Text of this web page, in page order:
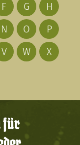
F G
H
N O
P
V W
X
für